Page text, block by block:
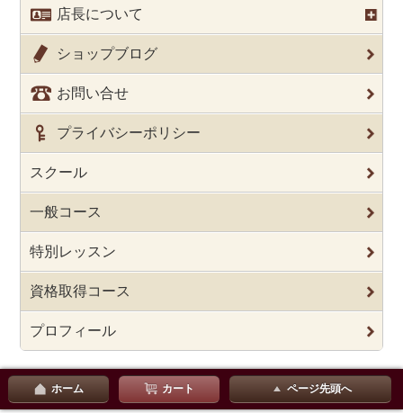
店長について
ショップブログ
お問い合せ
プライバシーポリシー
スクール
一般コース
特別レッスン
資格取得コース
プロフィール
ホーム カート ページ先頭へ